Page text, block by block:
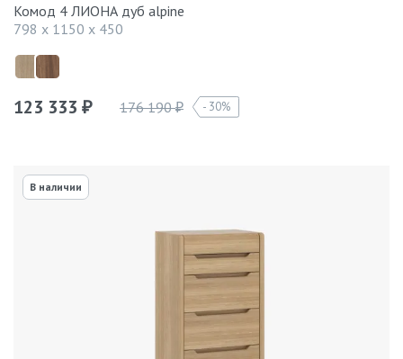
Комод 4 ЛИОНА дуб alpine
798 x 1150 x 450
123 333 ₽ 176 190₽ 30%
В наличии